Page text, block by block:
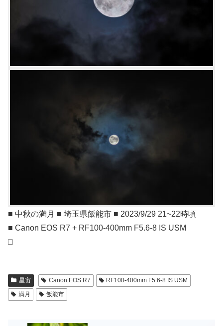
■ 中秋の満月 ■ 埼玉県飯能市 ■ 2023/9/29 21~22時頃
■ Canon EOS R7 + RF100-400mm F5.6-8 IS USM
□
星宙 Canon EOS R7
RF100-400mm F5.6-8 IS USM
満月
飯能市